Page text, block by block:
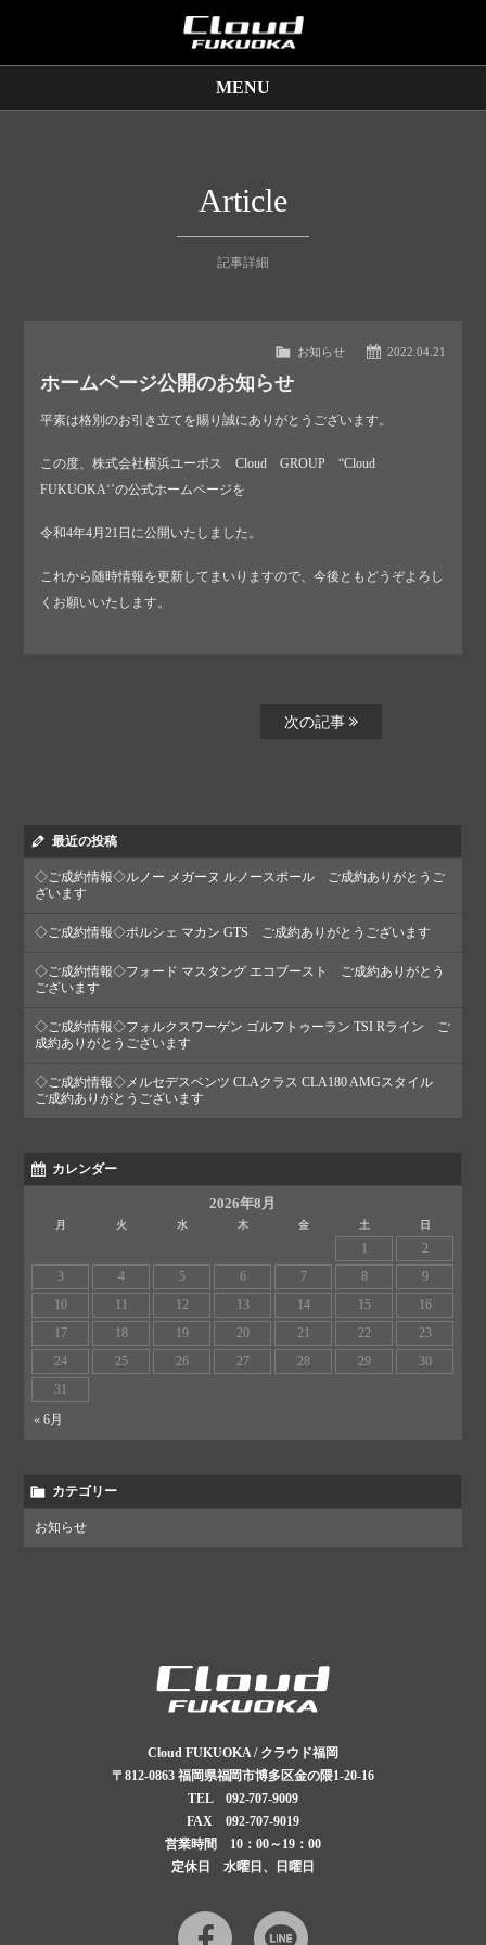
MENU
店舗情報
Article
記事詳細
2022.04.21
お知らせ
ホームページ公開のお知らせ
平素は格別のお引き立てを賜り誠にありがとうございます。
この度、株式会社横浜ユーポス Cloud GROUP “Cloud
FUKUOKA‘’の公式ホームページを
令和4年4月21日に公開いたしました。
これから随時情報を更新してまいりますので、今後ともどうぞよろし
くお願いいたします。
次の記事
最近の投稿
◇ご成約情報◇ルノー メガーヌ ルノースポール ご成約ありがとうご
ざいます
◇ご成約情報◇ポルシェ マカン GTS ご成約ありがとうございます
◇ご成約情報◇フォード マスタング エコブースト ご成約ありがとう
ございます
◇ご成約情報◇フォルクスワーゲン ゴルフトゥーラン TSI Rライン ご
成約ありがとうございます
◇ご成約情報◇メルセデスベンツ CLAクラス CLA180 AMGスタイル
ご成約ありがとうございます
カレンダー
2026年8月
月 火 水 木 金 土 日
1
2
3
4 5 6 7 8
9
10
11 12 13 14 15
16
17
18 19 20 21 22
23
24
25 26 27 28 29
30
31
« 6月
カテゴリー
お知らせ
Cloud FUKUOKA / クラウド福岡
〒812-0863 福岡県福岡市博多区金の隈1-20-16
TEL 092-707-9009
FAX 092-707-9019
営業時間 10：00～19：00
定休日 水曜日、日曜日
Facebook